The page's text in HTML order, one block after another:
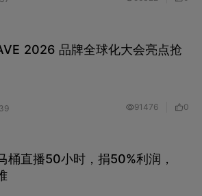
2026 品牌全球化大会亮点抢
91476 0
桶直播50小时，捐50%利润，